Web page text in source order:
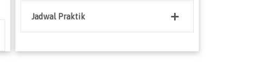
Jadwal Praktik